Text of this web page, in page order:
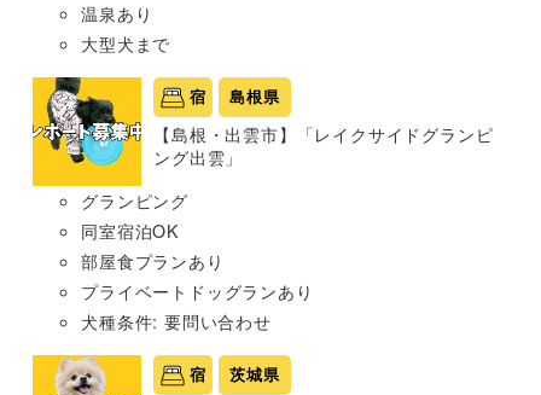
温泉あり
大型犬まで
宿 島根県
【島根・出雲市】「レイクサイドグランピ
ング出雲」
グランピング
同室宿泊OK
部屋食プランあり
プライベートドッグランあり
犬種条件: 要問い合わせ
宿 茨城県